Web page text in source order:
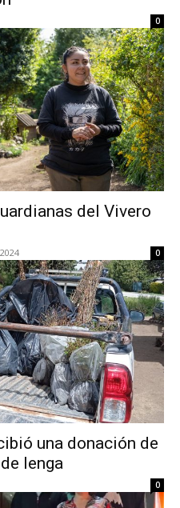
0
del Vivero
0
una donación de
lenga
0